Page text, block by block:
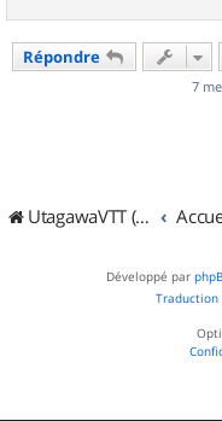
Répondre
7
UtagawaVTT (Randos VTT et VTTAE avec traces GPS)
Développé par
Traduction